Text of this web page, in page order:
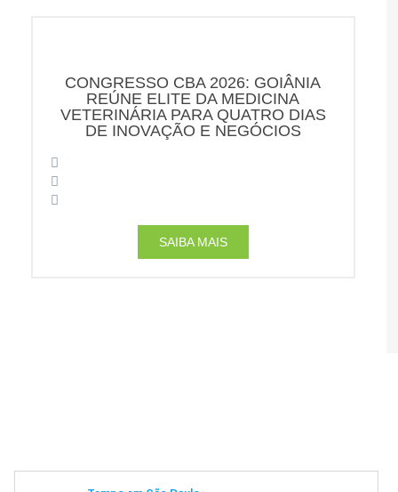
CONGRESSO CBA 2026: GOIÂNIA
REÚNE ELITE DA MEDICINA
VETERINÁRIA PARA QUATRO DIAS
DE INOVAÇÃO E NEGÓCIOS
SAIBA MAIS